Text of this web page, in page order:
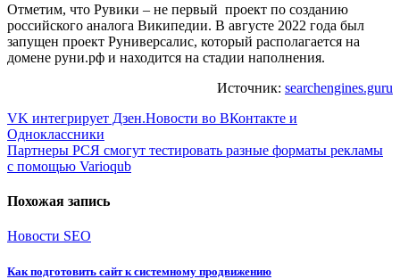
Отметим, что Рувики – не первый проект по созданию
российского аналога Википедии. В августе 2022 года был
запущен проект Руниверсалис, который располагается на
домене руни.рф и находится на стадии наполнения.
Источник: searchengines.guru
Навигация
по
записям
VK интегрирует Дзен.Новости во ВКонтакте и
Одноклассники
Партнеры РСЯ смогут тестировать разные форматы рекламы
с помощью Varioqub
Похожая запись
Новости SEO
Как подготовить сайт к системному продвижению